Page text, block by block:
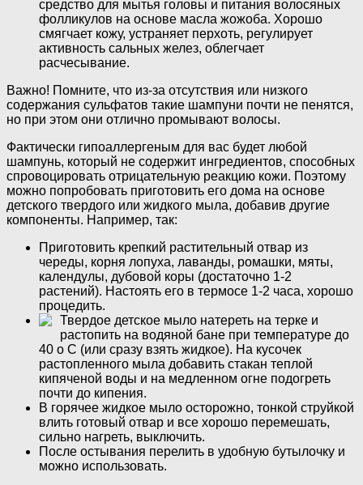
средство для мытья головы и питания волосяных
фолликулов на основе масла жожоба. Хорошо
смягчает кожу, устраняет перхоть, регулирует
активность сальных желез, облегчает
расчесывание.
Важно! Помните, что из-за отсутствия или низкого
содержания сульфатов такие шампуни почти не пенятся,
но при этом они отлично промывают волосы.
Фактически гипоаллергеным для вас будет любой
шампунь, который не содержит ингредиентов, способных
спровоцировать отрицательную реакцию кожи. Поэтому
можно попробовать приготовить его дома на основе
детского твердого или жидкого мыла, добавив другие
компоненты. Например, так:
Приготовить крепкий растительный отвар из
череды, корня лопуха, лаванды, ромашки, мяты,
календулы, дубовой коры (достаточно 1-2
растений). Настоять его в термосе 1-2 часа, хорошо
процедить.
Твердое детское мыло натереть на терке и
растопить на водяной бане при температуре до
40 о С (или сразу взять жидкое). На кусочек
растопленного мыла добавить стакан теплой
кипяченой воды и на медленном огне подогреть
почти до кипения.
В горячее жидкое мыло осторожно, тонкой струйкой
влить готовый отвар и все хорошо перемешать,
сильно нагреть, выключить.
После остывания перелить в удобную бутылочку и
можно использовать.